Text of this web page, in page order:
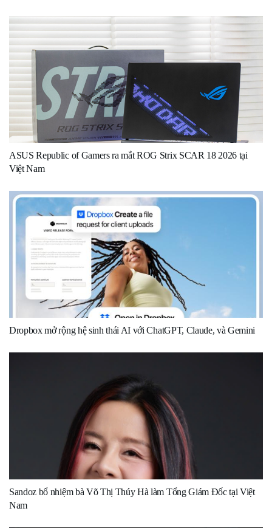
ASUS Republic of Gamers ra mắt ROG Strix SCAR 18 2026 tại
Việt Nam
Dropbox mở rộng hệ sinh thái AI với ChatGPT, Claude, và Gemini
Sandoz bổ nhiệm bà Võ Thị Thúy Hà làm Tổng Giám Đốc tại Việt
Nam